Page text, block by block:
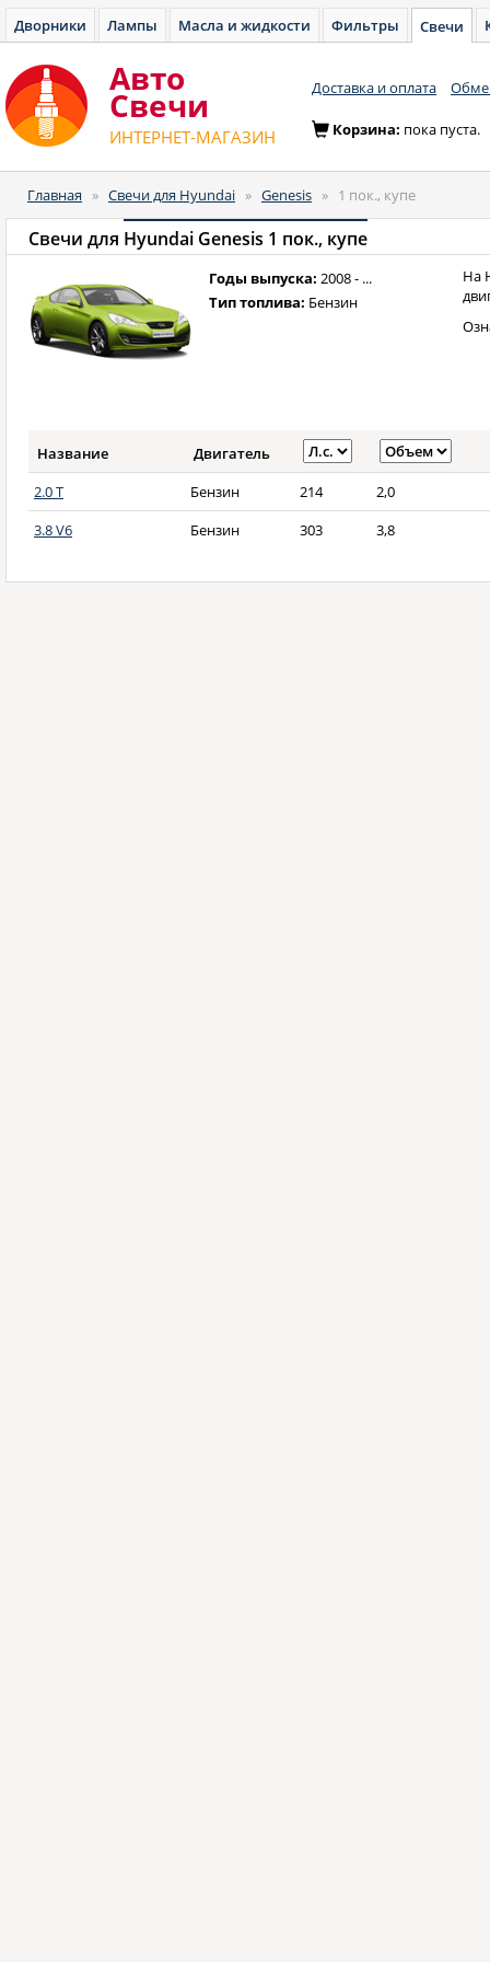
Дворники Лампы Масла и жидкости Фильтры Свечи
Авто
Cвечи
ИНТЕРНЕТ-МАГАЗИН
Доставка и оплата
Корзина: пока пуста.
Главная » Свечи для Hyundai » Genesis » 1 пок., купе
Свечи для Hyundai Genesis 1 пок., купе
Годы выпуска: 2008 - ...
Тип топлива: Бензин
На
Название
Двигатель
2.0 T
Бензин 214
2,0
3.8 V6
Бензин 303 3,8